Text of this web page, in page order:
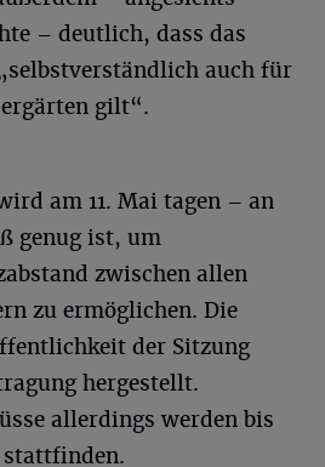
– deutlich, dass das
auch für
gilt“.
am 11. Mai tagen – an
genug ist, um
zwischen allen
zu ermöglichen. Die
der Sitzung
hergestellt.
allerdings werden bis